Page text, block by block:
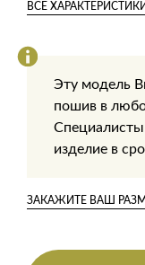
ВСЕ ХАРАКТЕРИСТИКИ
Эту модель
пошив в
изделие в
ЗАКАЖИТЕ ВАШ